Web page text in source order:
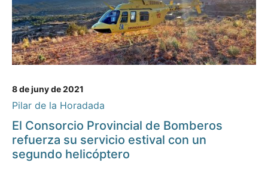
8 de juny de 2021
Pilar de la Horadada
El Consorcio Provincial de Bomberos
refuerza su servicio estival con un
segundo helicóptero